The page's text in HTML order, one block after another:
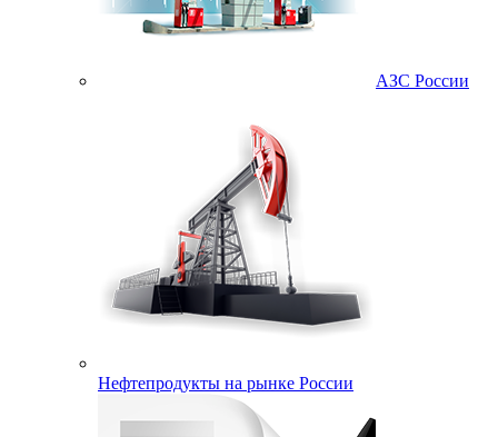
АЗС России
Нефтепродукты на рынке России